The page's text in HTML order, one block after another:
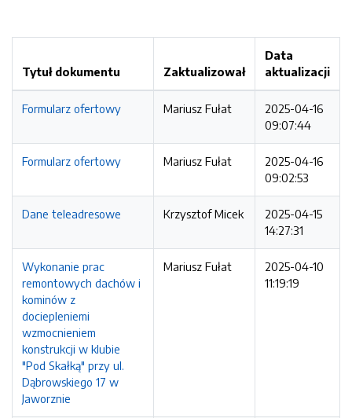
Tytuł dokumentu Zaktualizował
Data
aktualizacji
Formularz ofertowy Mariusz Fułat
2025-04-16
09:07:44
Formularz ofertowy Mariusz Fułat
2025-04-16
09:02:53
Dane teleadresowe Krzysztof Micek
2025-04-15
14:27:31
Wykonanie prac
remontowych dachów i
kominów z
dociepleniemi
wzmocnieniem
konstrukcji w klubie
"Pod Skałką" przy ul.
Dąbrowskiego 17 w
Jaworznie
Mariusz Fułat
2025-04-10
11:19:19